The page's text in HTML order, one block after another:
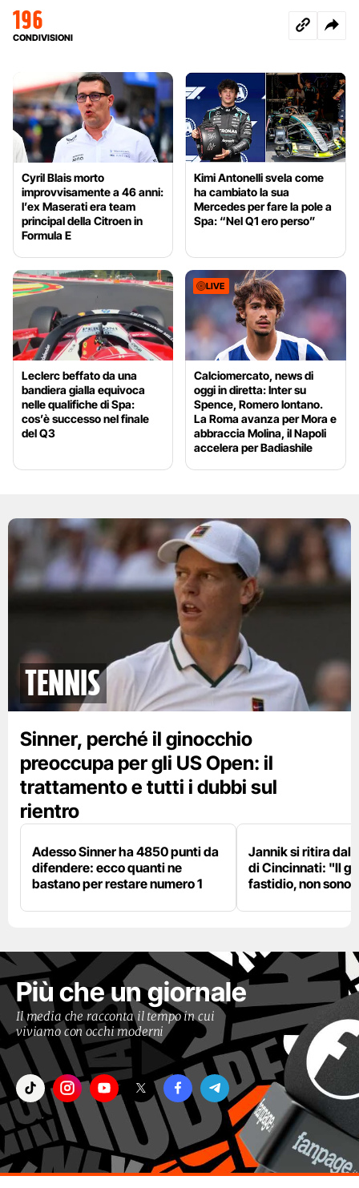
196
CONDIVISIONI
Cyril Blais morto
improvvisamente a 46 anni:
l’ex Maserati era team
principal della Citroen in
Formula E
Kimi Antonelli svela come
ha cambiato la sua
Mercedes per fare la pole a
Spa: “Nel Q1 ero perso”
Leclerc beffato da una
bandiera gialla equivoca
nelle qualifiche di Spa:
cos’è successo nel finale
del Q3
LIVE
Calciomercato, news di
oggi in diretta: Inter su
Spence, Romero lontano.
La Roma avanza per Mora e
abbraccia Molina, il Napoli
accelera per Badiashile
tennis
Sinner, perché il ginocchio
preoccupa per gli US Open: il
trattamento e tutti i dubbi sul
rientro
Adesso Sinner ha 4850 punti da
difendere: ecco quanti ne
bastano per restare numero 1
Jannik si ritira dal
di Cincinnati: "Il
fastidio, non sono
Più che un giornale
Il media che racconta il tempo in cui
viviamo con occhi moderni